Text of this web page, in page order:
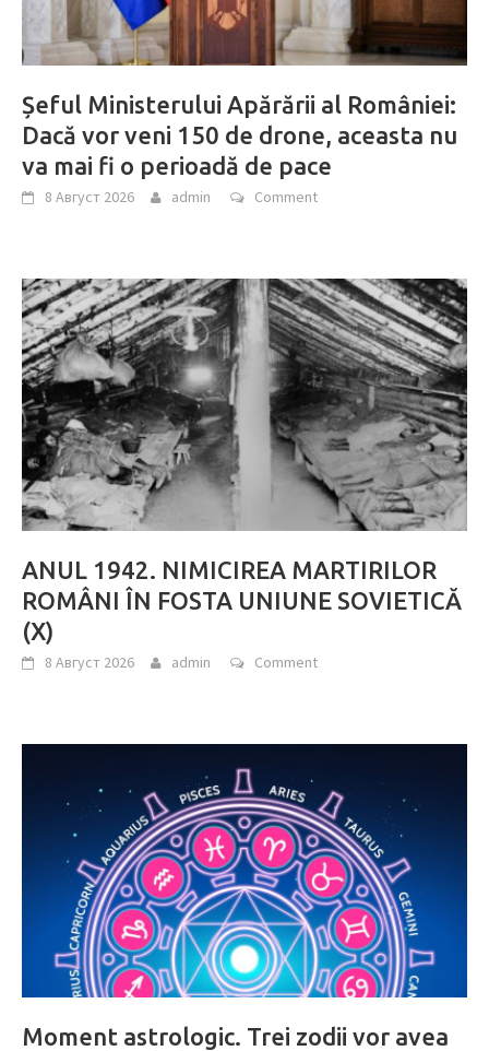
Șeful Ministerului Apărării al României:
Dacă vor veni 150 de drone, aceasta nu
va mai fi o perioadă de pace
8 Август 2026 admin Comment
ANUL 1942. NIMICIREA MARTIRILOR
ROMÂNI ÎN FOSTA UNIUNE SOVIETICĂ
(X)
8 Август 2026 admin Comment
Moment astrologic. Trei zodii vor avea